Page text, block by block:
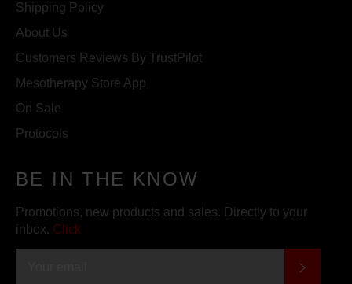
Shipping Policy
About Us
Customers Reviews By TrustPilot
Mesotherapy Store App
On Sale
Protocols
BE IN THE KNOW
Promotions, new products and sales. Directly to your
inbox. Click